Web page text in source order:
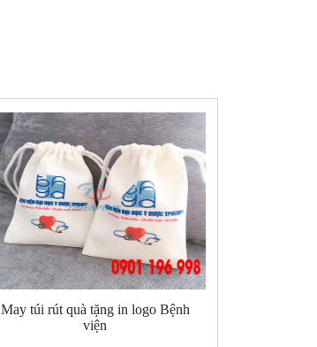
May túi rút quà tặng in logo Bệnh
viện